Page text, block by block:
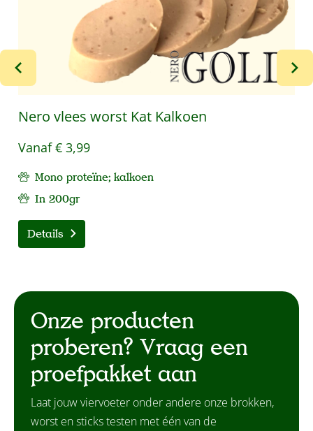
Nero vlees worst Kat Kalkoen
Vanaf€ 3,99
Mono proteïne; kalkoen
In 200gr
Details
Onze producten
proberen? Vraag een
proefpakket aan
Laat jouw viervoeter onder andere onze brokken,
worst en sticks testen met één van de